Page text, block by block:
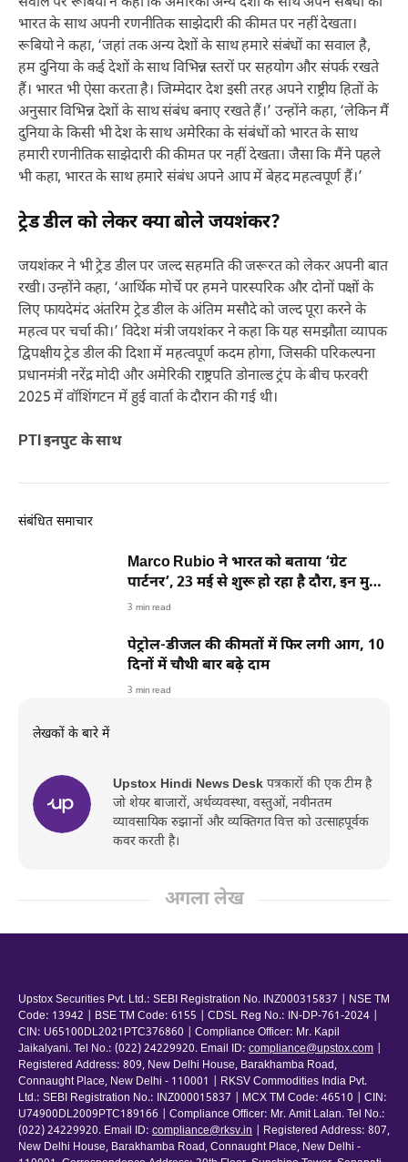
भारत के साथ अपनी रणनीतिक साझेदारी की कीमत पर नहीं देखता।
रूबियो ने कहा, ‘जहां तक अन्य देशों के साथ हमारे संबंधों का सवाल है,
हम दुनिया के कई देशों के साथ विभिन्न स्तरों पर सहयोग और संपर्क रखते
हैं। भारत भी ऐसा करता है। जिम्मेदार देश इसी तरह अपने राष्ट्रीय हितों के
अनुसार विभिन्न देशों के साथ संबंध बनाए रखते हैं।’ उन्होंने कहा, ‘लेकिन मैं
दुनिया के किसी भी देश के साथ अमेरिका के संबंधों को भारत के साथ
हमारी रणनीतिक साझेदारी की कीमत पर नहीं देखता। जैसा कि मैंने पहले
भी कहा, भारत के साथ हमारे संबंध अपने आप में बेहद महत्वपूर्ण हैं।’
ट्रेड डील को लेकर क्या बोले जयशंकर?
जयशंकर ने भी ट्रेड डील पर जल्द सहमति की जरूरत को लेकर अपनी बात
रखी। उन्होंने कहा, ‘आर्थिक मोर्चे पर हमने पारस्परिक और दोनों पक्षों के
लिए फायदेमंद अंतरिम ट्रेड डील के अंतिम मसौदे को जल्द पूरा करने के
महत्व पर चर्चा की।’ विदेश मंत्री जयशंकर ने कहा कि यह समझौता व्यापक
द्विपक्षीय ट्रेड डील की दिशा में महत्वपूर्ण कदम होगा, जिसकी परिकल्पना
प्रधानमंत्री नरेंद्र मोदी और अमेरिकी राष्ट्रपति डोनाल्ड ट्रंप के बीच फरवरी
2025 में वॉशिंगटन में हुई वार्ता के दौरान की गई थी।
PTI इनपुट के साथ
संबंधित समाचार
Marco Rubio ने भारत को बताया ‘ग्रेट
पार्टनर’, 23 मई से शुरू हो रहा है दौरा, इन मुद्दों
पर टिकी नजर
3 min read
पेट्रोल-डीजल की कीमतों में फिर लगी आग, 10
दिनों में चौथी बार बढ़े दाम
3 min read
लेखकों के बारे में
Upstox Hindi News Desk पत्रकारों की एक टीम है
जो शेयर बाजारों, अर्थव्यवस्था, वस्तुओं, नवीनतम
व्यावसायिक रुझानों और व्यक्तिगत वित्त को उत्साहपूर्वक
कवर करती है।
अगला लेख
Upstox Securities Pvt. Ltd.: SEBI Registration No. INZ000315837 | NSE TM
Code: 13942 | BSE TM Code: 6155 | CDSL Reg No.: IN-DP-761-2024 |
CIN: U65100DL2021PTC376860 | Compliance Officer: Mr. Kapil
Jaikalyani. Tel No.: (022) 24229920. Email ID: compliance@upstox.com
Registered Address: 809, New Delhi House, Barakhamba Road,
Connaught Place, New Delhi - 110001 | RKSV Commodities India Pvt.
Ltd.: SEBI Registration No.: INZ000015837 | MCX TM Code: 46510 | CIN:
U74900DL2009PTC189166 | Compliance Officer: Mr. Amit Lalan. Tel No.:
(022) 24229920. Email ID: compliance@rksv.in
| Registered Address: 807,
New Delhi House, Barakhamba Road, Connaught Place, New Delhi -